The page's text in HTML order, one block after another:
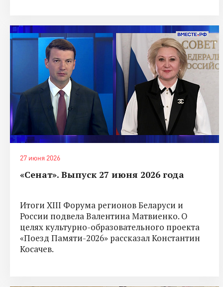
27 июня 2026
«Сенат». Выпуск 27 июня 2026 года
Итоги XIII Форума регионов Беларуси и
России подвела Валентина Матвиенко. О
целях культурно-образовательного проекта
«Поезд Памяти-2026» рассказал Константин
Косачев.